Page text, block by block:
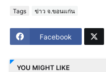
Tags ข่าว จ.ขอนแก่น
Facebook
YOU MIGHT LIKE